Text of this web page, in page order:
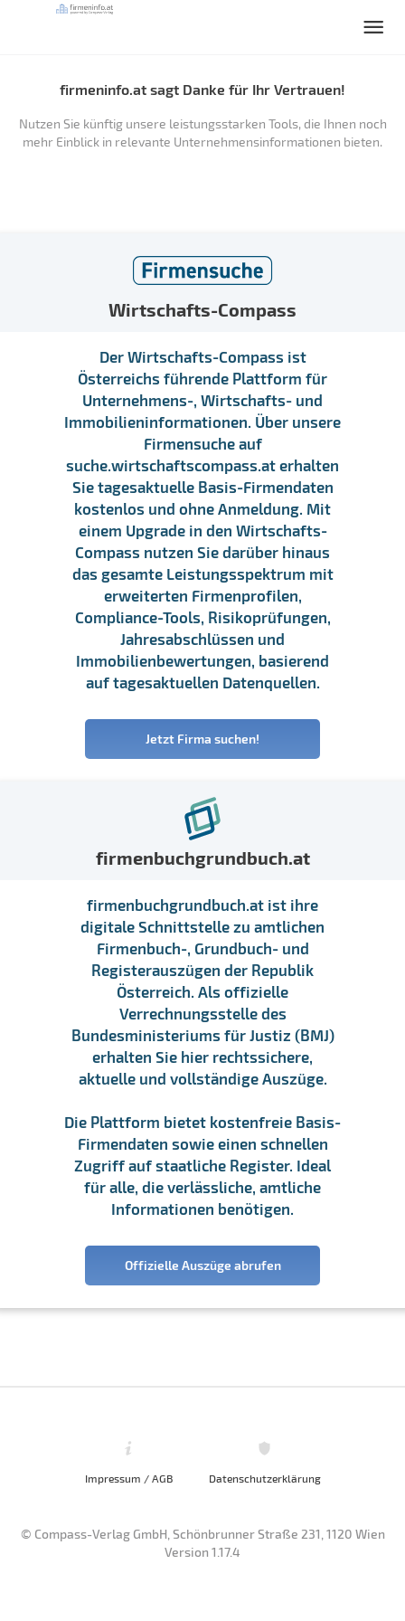
firmeninfo.at sagt Danke für Ihr Vertrauen!
Nutzen Sie künftig unsere leistungsstarken Tools, die Ihnen noch
mehr Einblick in relevante Unternehmensinformationen bieten.
Wirtschafts-Compass
Der Wirtschafts-Compass ist
Österreichs führende Plattform für
Unternehmens-, Wirtschafts- und
Immobilieninformationen. Über unsere
Firmensuche auf
suche.wirtschaftscompass.at erhalten
Sie tagesaktuelle Basis-Firmendaten
kostenlos und ohne Anmeldung. Mit
einem Upgrade in den Wirtschafts-
Compass nutzen Sie darüber hinaus
das gesamte Leistungsspektrum mit
erweiterten Firmenprofilen,
Compliance-Tools, Risikoprüfungen,
Jahresabschlüssen und
Immobilienbewertungen, basierend
auf tagesaktuellen Datenquellen.
Jetzt Firma suchen!
firmenbuchgrundbuch.at
firmenbuchgrundbuch.at ist ihre
digitale Schnittstelle zu amtlichen
Firmenbuch-, Grundbuch- und
Registerauszügen der Republik
Österreich. Als offizielle
Verrechnungsstelle des
Bundesministeriums für Justiz (BMJ)
erhalten Sie hier rechtssichere,
aktuelle und vollständige Auszüge.
Die Plattform bietet kostenfreie Basis-
Firmendaten sowie einen schnellen
Zugriff auf staatliche Register. Ideal
für alle, die verlässliche, amtliche
Informationen benötigen.
Offizielle Auszüge abrufen
Impressum / AGB Datenschutzerklärung
© Compass-Verlag GmbH, Schönbrunner Straße 231, 1120 Wien
Version 1.17.4